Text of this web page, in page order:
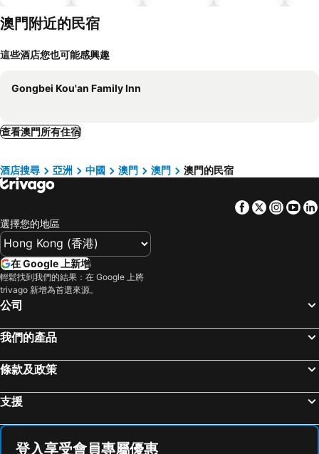
澳門附近的民宿
這些酒店您也可能感興趣
Gongbei Kou'an Family Inn
查看澳門所有住宿
酒店搜尋 亞洲 中國 澳門 澳門 澳門的民宿
Facebook
Twitter
選擇您的地區
在 Google 上新增
輕鬆找到我們的結果：在 Google 上將
trivago 新增為首選來源。
公司
我們的產品
條款及政策
支援
登入享受會員專屬優惠